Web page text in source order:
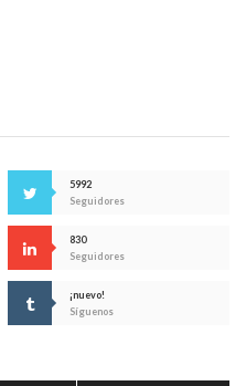
5992
Seguidores
830
Seguidores
¡nuevo!
Síguenos